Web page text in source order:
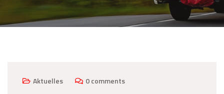
Aktuelles 0 comments